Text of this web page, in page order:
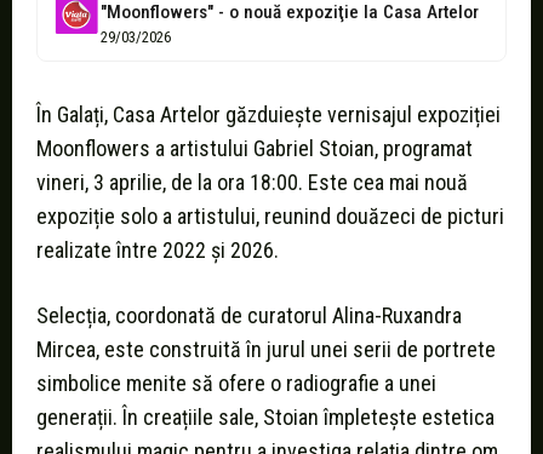
"Moonflowers" - o nouă expoziţie la Casa Artelor
29/03/2026
În Galați, Casa Artelor găzduiește vernisajul expoziției
Moonflowers a artistului Gabriel Stoian, programat
vineri, 3 aprilie, de la ora 18:00. Este cea mai nouă
expoziție solo a artistului, reunind douăzeci de picturi
realizate între 2022 și 2026.
Selecția, coordonată de curatorul Alina-Ruxandra
Mircea, este construită în jurul unei serii de portrete
simbolice menite să ofere o radiografie a unei
generații. În creațiile sale, Stoian împletește estetica